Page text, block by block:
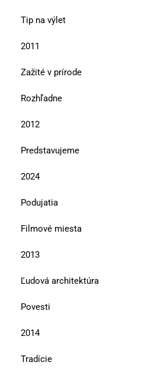
Tip na výlet
2011
Zažité v prírode
Rozhľadne
2012
Predstavujeme
2024
Podujatia
Filmové miesta
2013
Ľudová architektúra
Povesti
2014
Tradície